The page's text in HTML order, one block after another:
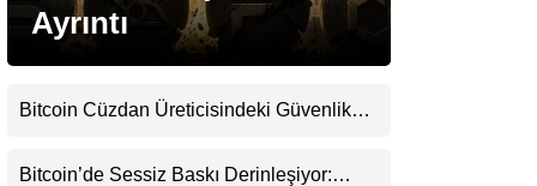
Youtube
Ayrıntı
Bitcoin Cüzdan Üreticisindeki Güvenlik
Belirsizliğini Koruyor
Bitcoin’de Sessiz Baskı Derinleşiyor: